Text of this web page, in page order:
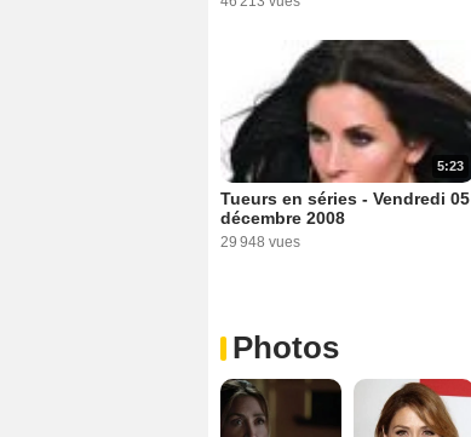
5:23
Tueurs en séries - Vendredi 05
décembre 2008
29 948 vues
Photos